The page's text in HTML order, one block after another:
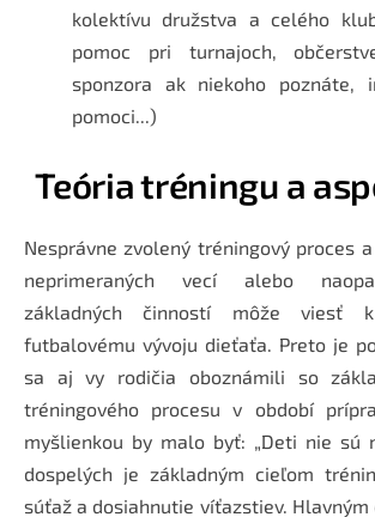
kolektívu družstva a celého
pomoc pri turnajoch,
sponzora ak niekoho poznáte,
pomoci...)
Teória tréningu a
Nesprávne zvolený tréningový proces
neprimeraných vecí alebo
základných činností môže viesť k
futbalovému vývoju dieťaťa. Preto je
sa aj vy rodičia oboznámili so
tréningového procesu v období
myšlienkou by malo byť: „Deti nie sú
dospelých je základným cieľom
súťaž a dosiahnutie víťazstiev.